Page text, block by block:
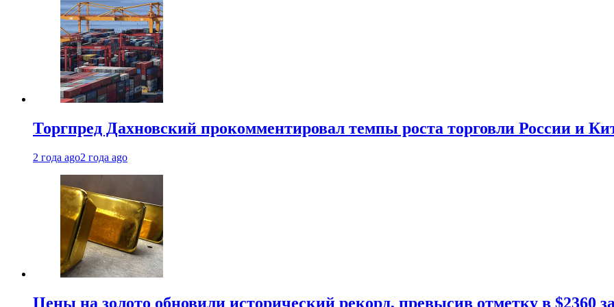
Торгпред Дахновский прокомментировал темпы роста торговли России и
2 года ago2 года ago
Цены на золото обновили исторический рекорд, превысив отметку в $2360